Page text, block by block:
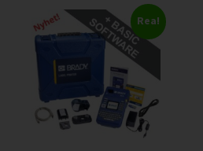
Rea!